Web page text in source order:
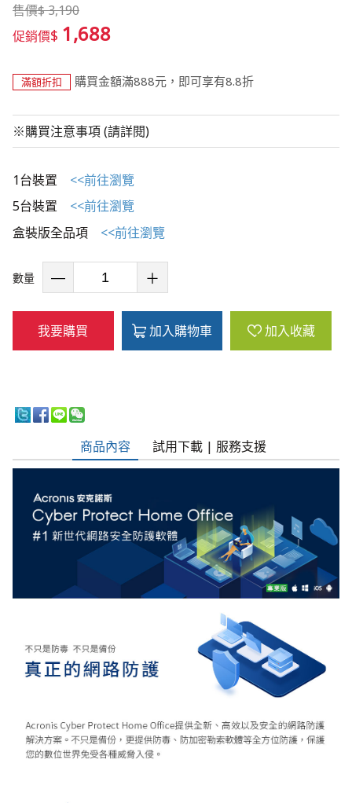
售價$3,190
促銷價$ 1,688
滿額折扣 購買金額滿888元，即可享有8.8折
※購買注意事項 (請詳閱)
1台裝置 <<前往瀏覽
5台裝置 <<前往瀏覽
盒裝版全品項 <<前往瀏覽
數量
我要購買 加入購物車 加入收藏
商品內容 試用下載 | 服務支援